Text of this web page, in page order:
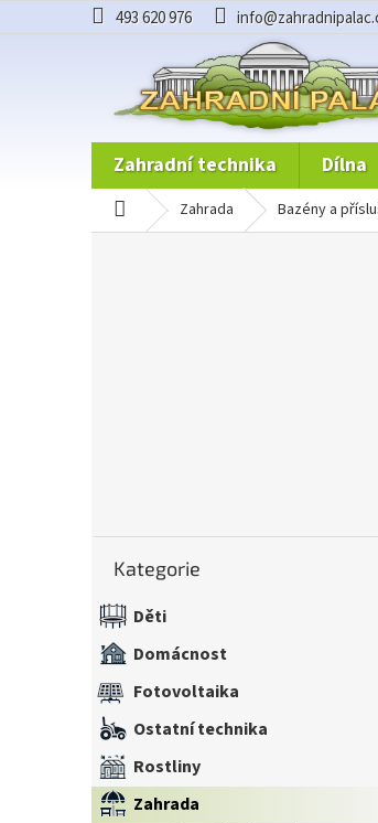
na
493 620 976
zahradní technika dílna
domů zahrada bazény a
e
kategorie
Kategorie
Děti
Domácnost
Fotovoltaika
Ostatní technika
Rostliny
Zahrada